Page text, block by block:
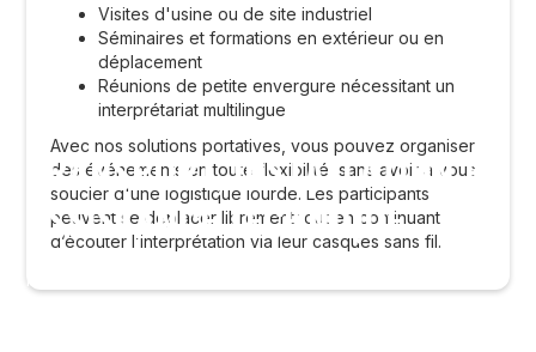
Visites d'usine ou de site industriel
Séminaires et formations en extérieur ou en
déplacement
Réunions de petite envergure nécessitant un
interprétariat multilingue
Avec nos solutions portatives, vous pouvez organiser
des événements en toute flexibilité, sans avoir à vous
soucier d'une logistique lourde. Les participants
peuvent se déplacer librement tout en continuant
d’écouter l’interprétation via leur casques sans fil.
TRANSPORT, INSTALLATION ET
ASSISTANCE TECHNIQUE
Nous nous occupons de toute la logistique relative au